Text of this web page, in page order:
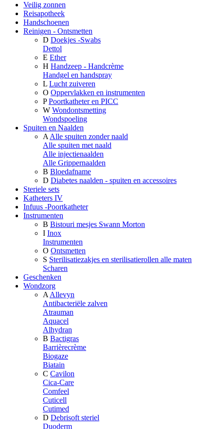
Veilig zonnen
Reisapotheek
Handschoenen
Reinigen - Ontsmetten
D Doekjes -Swabs
Dettol
E Ether
H Handzeep - Handcrème
Handgel en handspray
L Lucht zuiveren
O Oppervlakken en instrumenten
P Poortkatheter en PICC
W Wondontsmetting
Wondspoeling
Spuiten en Naalden
A Alle spuiten zonder naald
Alle spuiten met naald
Alle injectienaalden
Alle Grippernaalden
B Bloedafname
D Diabetes naalden - spuiten en accessoires
Steriele sets
Katheters IV
Infuus -Poortkatheter
Instrumenten
B Bistouri mesjes Swann Morton
I Inox
Instrumenten
O Ontsmetten
S Sterilisatiezakjes en sterilisatierollen alle maten
Scharen
Geschenken
Wondzorg
A Allevyn
Antibacteriële zalven
Atrauman
Aquacel
Alhydran
B Bactigras
Barrièrecrème
Biogaze
Biatain
C Cavilon
Cica-Care
Comfeel
Cuticell
Cutimed
D Debrisoft steriel
Duoderm